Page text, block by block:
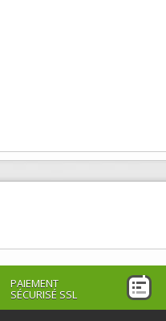
PAIEMENT
SÉCURISÉ SSL